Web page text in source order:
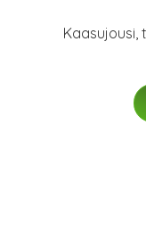
Kaasujousi,